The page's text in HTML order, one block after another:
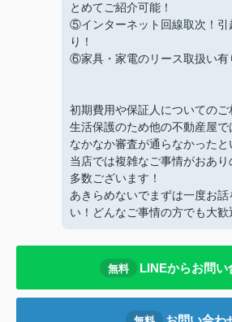
とめてご紹介可能！
⑤インターネット回線取次！引
り！
⑥家具・家電のリース取扱い有
初期費用や保証人についての
生活保護のため他の不動産屋で
なかなか審査が通らなかったと
当店では複雑なご事情がおあ
多数ございます！
あきらめないでまずは一度お話
い！どんなご事情の方でも大歓
無料 LINEからお問い